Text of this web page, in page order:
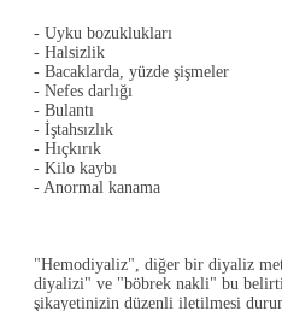
- Uyku bozuklukları
- Halsizlik
- Bacaklarda, yüzde şişmeler
- Nefes darlığı
- Bulantı
- İştahsızlık
- Hıçkırık
- Kilo kaybı
- Anormal kanama
"Hemodiyaliz", diğer bir diyaliz
diyalizi" ve "böbrek nakli" bu
şikayetinizin düzenli iletilmesi